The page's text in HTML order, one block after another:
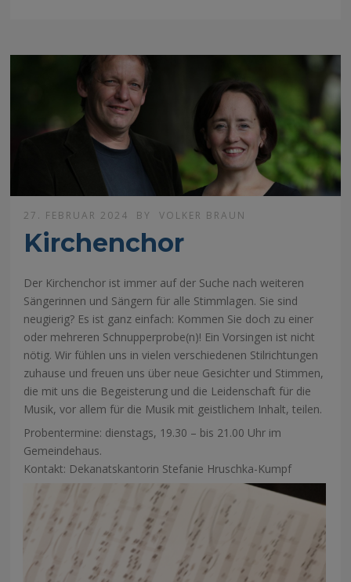
27. FEBRUAR 2024 BY VOLKER BRAUN
Kirchenchor
Der Kirchenchor ist immer auf der Suche nach weiteren
Sängerinnen und Sängern für alle Stimmlagen. Sie sind
neugierig? Es ist ganz einfach: Kommen Sie doch zu einer
oder mehreren Schnupperprobe(n)! Ein Vorsingen ist nicht
nötig. Wir fühlen uns in vielen verschiedenen Stilrichtungen
zuhause und freuen uns über neue Gesichter und Stimmen,
die mit uns die Begeisterung und die Leidenschaft für die
Musik, vor allem für die Musik mit geistlichem Inhalt, teilen.
Probentermine: dienstags, 19.30 – bis 21.00 Uhr im
Gemeindehaus.
Kontakt: Dekanatskantorin Stefanie Hruschka-Kumpf